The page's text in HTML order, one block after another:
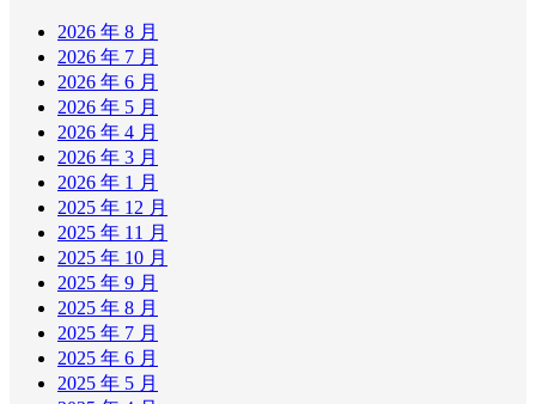
2026 年 8 月
2026 年 7 月
2026 年 6 月
2026 年 5 月
2026 年 4 月
2026 年 3 月
2026 年 1 月
2025 年 12 月
2025 年 11 月
2025 年 10 月
2025 年 9 月
2025 年 8 月
2025 年 7 月
2025 年 6 月
2025 年 5 月